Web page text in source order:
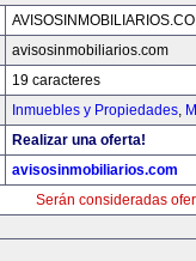
avisosinmobiliarios.com
19 caracteres
Inmuebles y Propiedades,
Realizar una oferta!
avisosinmobiliarios.com
Serán consideradas